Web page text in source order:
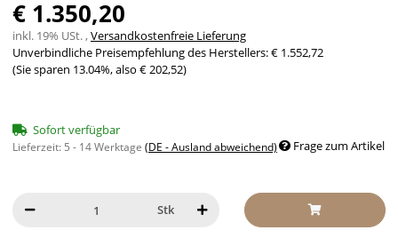
€ 1.350,20
inkl. 19% USt. ,Versandkostenfreie Lieferung
Unverbindliche Preisempfehlung des Herstellers:€ 1.552,72
(Sie sparen 13.04%, also € 202,52)
Sofort verfügbar
Lieferzeit: 5 - 14 Werktage (DE - Ausland abweichend) Frage zum Artikel
Stk